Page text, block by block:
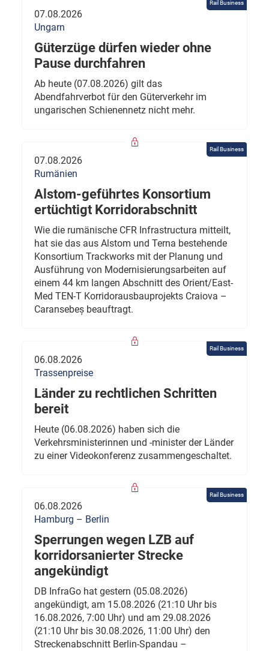
Rail Business
07.08.2026
Ungarn
Güterzüge dürfen wieder ohne
Pause durchfahren
Ab heute (07.08.2026) gilt das
Abendfahrverbot für den Güterverkehr im
ungarischen Schienennetz nicht mehr.
Rail Business
07.08.2026
Rumänien
Alstom-geführtes Konsortium
ertüchtigt Korridorabschnitt
Wie die rumänische CFR Infrastructura mitteilt,
hat sie das aus Alstom und Terna bestehende
Konsortium Trackworks mit der Planung und
Ausführung von Modernisierungsarbeiten auf
einem 44 km langen Abschnitt des Orient/East-
Med TEN-T Korridorausbauprojekts Craiova –
Caransebeș beauftragt.
Rail Business
06.08.2026
Trassenpreise
Länder zu rechtlichen Schritten
bereit
Heute (06.08.2026) haben sich die
Verkehrsministerinnen und -minister der Länder
zu einer Videokonferenz zusammengeschaltet.
Rail Business
06.08.2026
Hamburg – Berlin
Sperrungen wegen LZB auf
korridorsanierter Strecke
angekündigt
DB InfraGo hat gestern (05.08.2026)
angekündigt, am 15.08.2026 (21:10 Uhr bis
16.08.2026, 7:00 Uhr) und am 29.08.2026
(21:10 Uhr bis 30.08.2026, 11:00 Uhr) den
Streckenabschnitt Berlin-Spandau –